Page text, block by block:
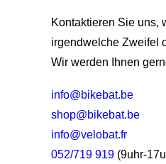
Kontaktieren Sie uns,
irgendwelche Zweifel
Wir werden Ihnen
info@bikebat.be
shop@bikebat.be
info@velobat.fr
052/719 919 (9uhr-